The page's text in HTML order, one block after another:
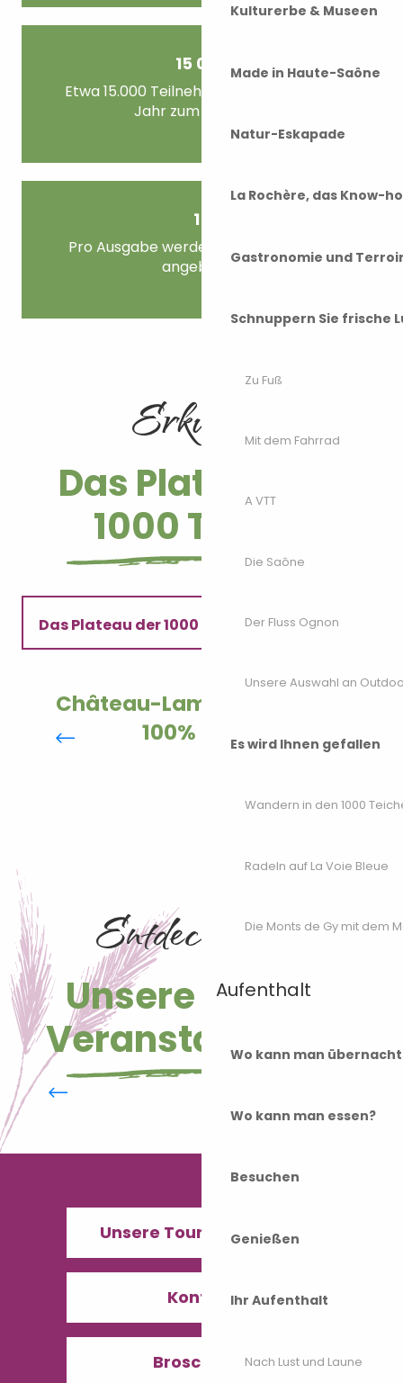
Kulturerbe & Museen
Made in Haute-Saône
Natur-Eskapade
La Rochère, das Know-
Gastronomie und
Schnuppern Sie frische
Zu Fuß
Mit dem Fahrrad
A VTT
Die Saône
Der Fluss Ognon
Unsere Auswahl an
Es wird Ihnen gefallen
Wandern in den 1000
Radeln auf La Voie Bleue
Die Monts de Gy mit dem
Aufenthalt
Wo kann man
Wo kann man essen?
Besuchen
Genießen
Ihr Aufenthalt
Nach Lust und Laune
15 000
Etwa 15.000 Teilnehmer kommen jedes
Jahr zum Wandern
15
Pro Ausgabe werden etwa 15 Termine
angeboten
Erkunden
Das Plateau der
1000 Teiche
Das Plateau der 1000 Teiche
Château-Lambert, Museen
100% Natur
Entdecken Sie
Unsere großen
Veranstaltungen
Unsere Termine im Sommer
Unsere Tourismusbüros
Kontakt
Broschüren